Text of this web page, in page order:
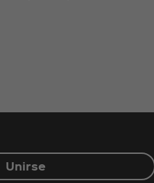
Unirse